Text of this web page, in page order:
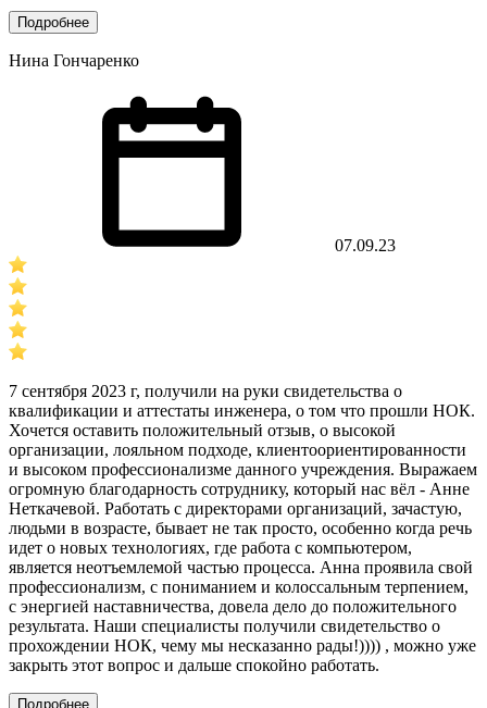
Подробнее
Нина Гончаренко
07.09.23
7 сентября 2023 г, получили на руки свидетельства о
квалификации и аттестаты инженера, о том что прошли НОК.
Хочется оставить положительный отзыв, о высокой
организации, лояльном подходе, клиентоориентированности
и высоком профессионализме данного учреждения. Выражаем
огромную благодарность сотруднику, который нас вёл - Анне
Неткачевой. Работать с директорами организаций, зачастую,
людьми в возрасте, бывает не так просто, особенно когда речь
идет о новых технологиях, где работа с компьютером,
является неотъемлемой частью процесса. Анна проявила свой
профессионализм, с пониманием и колоссальным терпением,
с энергией наставничества, довела дело до положительного
результата. Наши специалисты получили свидетельство о
прохождении НОК, чему мы несказанно рады!)))) , можно уже
закрыть этот вопрос и дальше спокойно работать.
Подробнее